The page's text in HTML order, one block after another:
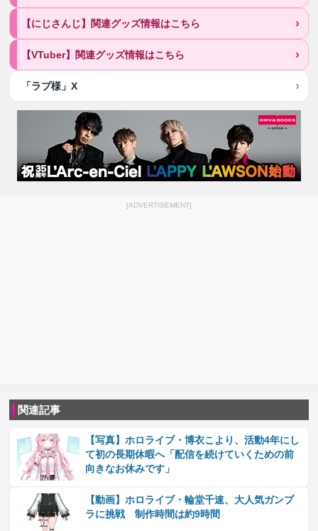
【にじさんじ】関連グッズ情報はこちら
【VTuber】関連グッズ情報はこちら
「ラプ様」X
[ADVERTISEMENT]
関連記事
【写真】ホロライブ・博衣こより、活動4年にし
て初の長期休暇へ「配信を続けていくための前
向きなお休みです」
【動画】ホロライブ・輪堂千速、大人気ガンプ
ラに挑戦 制作時間は約9時間